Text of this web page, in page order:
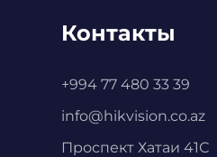
Контакты
+994 77 480 33 39
info@hikvision.co.az
Проспект Хатаи 41С